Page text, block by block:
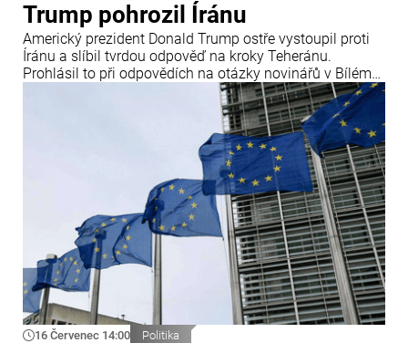
Trump pohrozil Íránu
Americký prezident Donald Trump ostře vystoupil proti
Íránu a slíbil tvrdou odpověď na kroky Teheránu.
Prohlásil to při odpovědích na otázky novinářů v Bílém
domě. Podle amerického prezidenta jsou Spojené státy
připraveny zasadit Íránu „velmi silný úder“.
16 Červenec 14:00 Politika